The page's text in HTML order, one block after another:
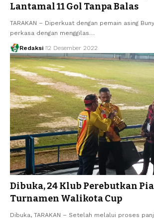
Lantamal 11 Gol Tanpa Balas
TARAKAN – Diperkuat dengan pemain asing
perkasa dengan menggilas…
Redaksi 12 Desember 2022
Dibuka, 24 Klub Perebutkan
Turnamen Walikota Cup
Dibuka, TARAKAN – Setelah melalui proses